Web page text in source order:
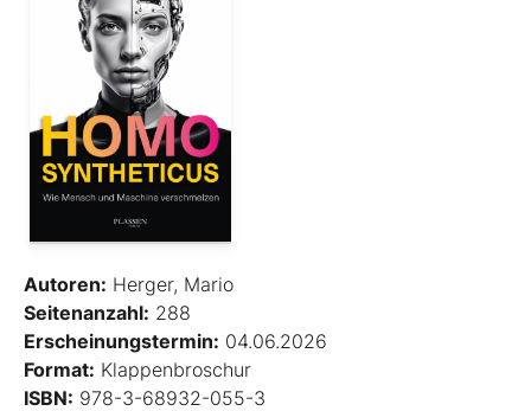
Autoren: Herger, Mario
Seitenanzahl: 288
Erscheinungstermin: 04.06.2026
Format: Klappenbroschur
ISBN: 978-3-68932-055-3